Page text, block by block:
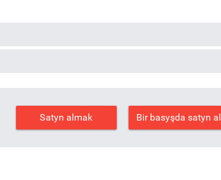
Satyn almak Bir basyşda satyn al